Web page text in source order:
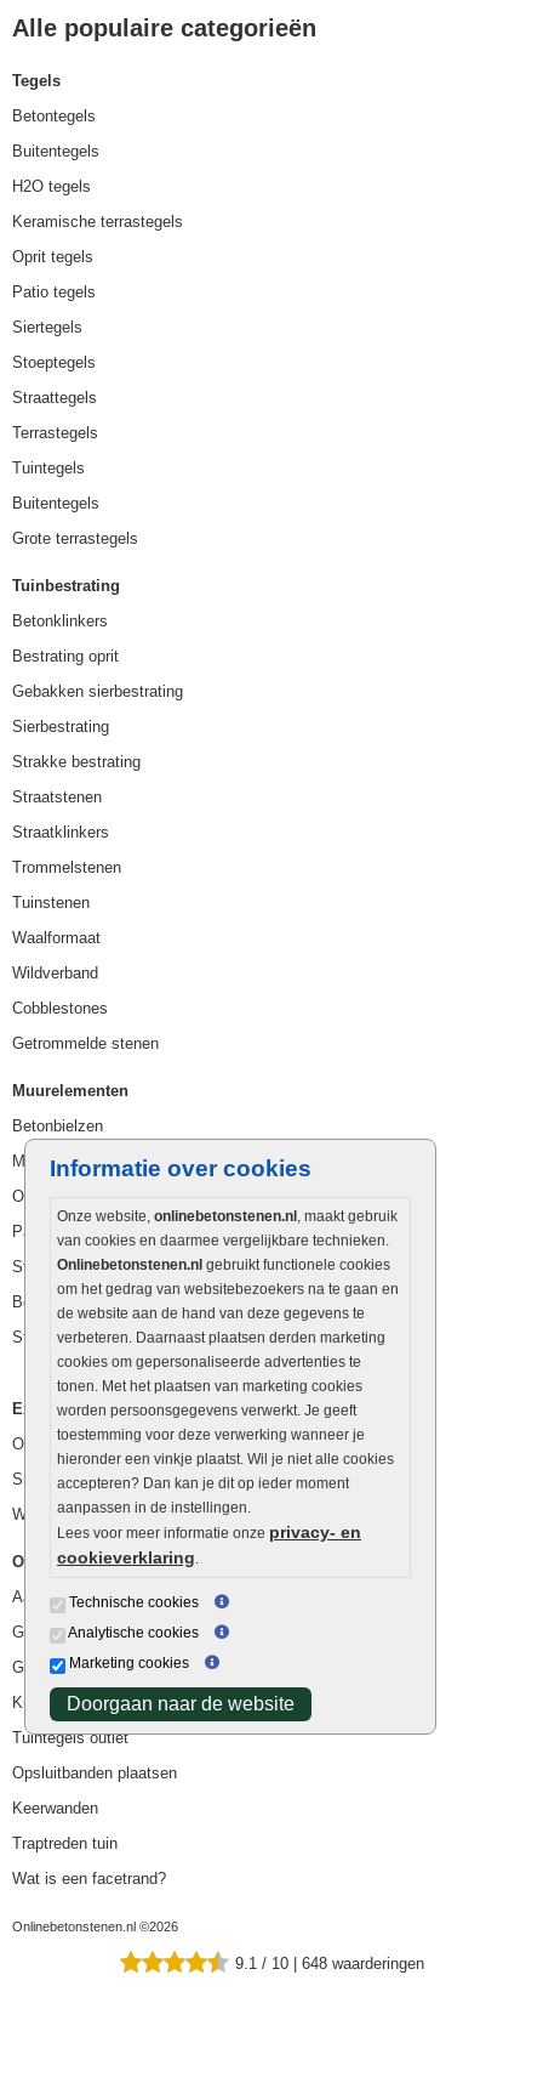
Informatie over cookies
Onze website, onlinebetonstenen.nl , maakt gebruik
van cookies en daarmee vergelijkbare technieken.
Onlinebetonstenen.nl gebruikt functionele cookies
om het gedrag van websitebezoekers na te gaan en
de website aan de hand van deze gegevens te
verbeteren. Daarnaast plaatsen derden marketing
cookies om gepersonaliseerde advertenties te
tonen. Met het plaatsen van marketing cookies
worden persoonsgegevens verwerkt. Je geeft
toestemming voor deze verwerking wanneer je
hieronder een vinkje plaatst. Wil je niet alle cookies
accepteren? Dan kan je dit op ieder moment
aanpassen in de instellingen.
Lees voor meer informatie onze privacy- en
cookieverklaring.
Technische cookies
Analytische cookies
Marketing cookies
Doorgaan naar de website
Alle populaire categorieën
Tegels
Betontegels
Buitentegels
H2O tegels
Keramische terrastegels
Oprit tegels
Patio tegels
Siertegels
Stoeptegels
Straattegels
Terrastegels
Tuintegels
Buitentegels
Grote terrastegels
Tuinbestrating
Betonklinkers
Bestrating oprit
Gebakken sierbestrating
Sierbestrating
Strakke bestrating
Straatstenen
Straatklinkers
Trommelstenen
Tuinstenen
Waalformaat
Wildverband
Cobblestones
Getrommelde stenen
Muurelementen
Betonbielzen
Muurstenen
Opsluitbanden
Palissaden
Stapelblokken
Betonblokken
Stapelstenen
Extra benodigdheden
Ophoogzand
Siergrind en siersplit
Waterafvoer
Overig
Aanbiedingen
Goedkope bestrating
Goedkope tuintegels
Kunstgras
Tuintegels outlet
Opsluitbanden plaatsen
Keerwanden
Traptreden tuin
Wat is een facetrand?
Onlinebetonstenen.nl ©2026
9.1 / 10 | 648 waarderingen